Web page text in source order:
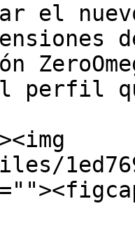
el
perfil